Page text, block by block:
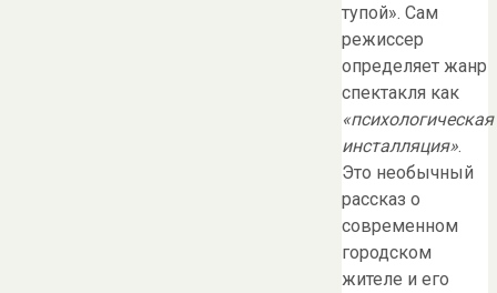
тупой». Сам
режиссер
определяет жанр
спектакля как
«психологическая
инсталляция».
Это необычный
рассказ о
современном
городском
жителе и его